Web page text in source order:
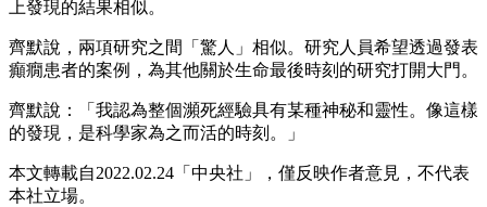
上發現的結果相似。
齊默說，兩項研究之間「驚人」相似。研究人員希望透過發表
癲癇患者的案例，為其他關於生命最後時刻的研究打開大門。
齊默說：「我認為整個瀕死經驗具有某種神秘和靈性。像這樣
的發現，是科學家為之而活的時刻。」
本文轉載自2022.02.24「中央社」，僅反映作者意見，不代表
本社立場。